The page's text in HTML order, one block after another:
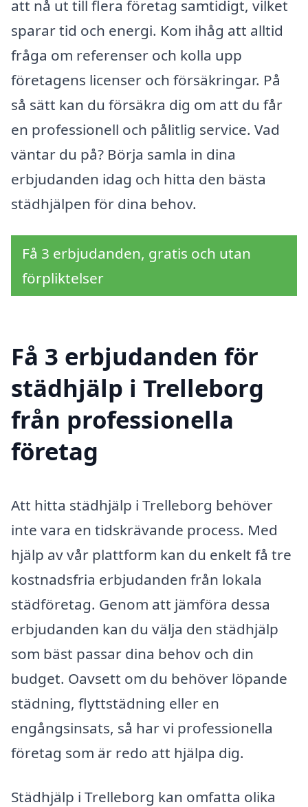
att nå ut till flera företag samtidigt, vilket
sparar tid och energi. Kom ihåg att alltid
fråga om referenser och kolla upp
företagens licenser och försäkringar. På
så sätt kan du försäkra dig om att du får
en professionell och pålitlig service. Vad
väntar du på? Börja samla in dina
erbjudanden idag och hitta den bästa
städhjälpen för dina behov.
Få 3 erbjudanden, gratis och utan
förpliktelser
Få 3 erbjudanden för
städhjälp i Trelleborg
från professionella
företag
Att hitta städhjälp i Trelleborg behöver
inte vara en tidskrävande process. Med
hjälp av vår plattform kan du enkelt få tre
kostnadsfria erbjudanden från lokala
städföretag. Genom att jämföra dessa
erbjudanden kan du välja den städhjälp
som bäst passar dina behov och din
budget. Oavsett om du behöver löpande
städning, flyttstädning eller en
engångsinsats, så har vi professionella
företag som är redo att hjälpa dig.
Städhjälp i Trelleborg kan omfatta olika